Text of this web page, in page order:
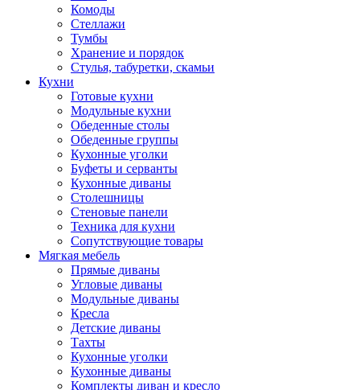
Комоды
Стеллажи
Тумбы
Хранение и порядок
Стулья, табуретки, скамьи
Кухни
Готовые кухни
Модульные кухни
Обеденные столы
Обеденные группы
Кухонные уголки
Буфеты и серванты
Кухонные диваны
Столешницы
Стеновые панели
Техника для кухни
Сопутствующие товары
Мягкая мебель
Прямые диваны
Угловые диваны
Модульные диваны
Кресла
Детские диваны
Тахты
Кухонные уголки
Кухонные диваны
Комплекты диван и кресло